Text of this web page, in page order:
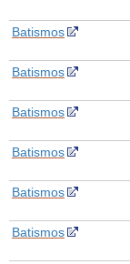
Batismos
Batismos
Batismos
Batismos
Batismos
Batismos